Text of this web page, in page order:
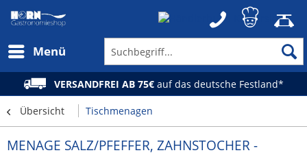
Menü
VERSANDFREI AB 75€ auf das deutsche Festland*
Übersicht Tischmenagen
MENAGE SALZ/PFEFFER, ZAHNSTOCHER -